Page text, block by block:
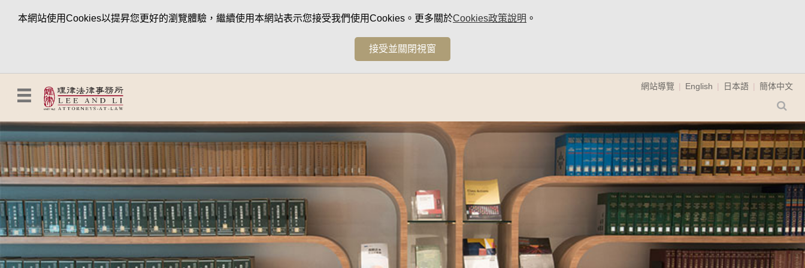
本網站使用Cookies以提昇您更好的瀏覽體驗，繼續使用本網站表示您接受我們使用Cookies。更多關於Cookies政策說明 。
接受並關閉視窗
網站導覽 English 日本語 簡体中文